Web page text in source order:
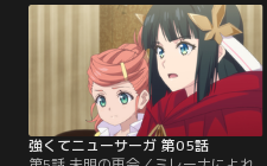
を模写した姿であった。魔法でカイ
ルの記憶を読み取ったシルドニア
は、「カイルが時を遡り2周目の人
生に挑んでいる」という秘密を知
り、驚く。その後、王都に戻った一
行は、今後の戦いに備えて…。
強くてニューサーガ 第05話